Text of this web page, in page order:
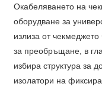
Окабеляването на
оборудване за
излиза от
за преобръщане, в
избира структура за
изолатори на